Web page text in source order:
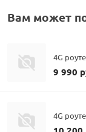
Вам может
4G
9 990
4G